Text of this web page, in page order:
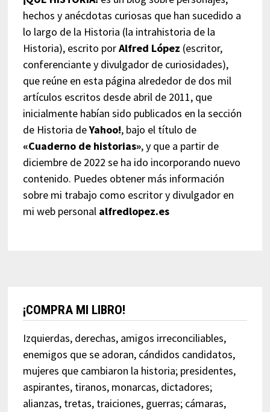
hechos y anécdotas curiosas que han sucedido a
lo largo de la Historia (la intrahistoria de la
Historia), escrito porAlfred López (escritor,
conferenciante y divulgador de curiosidades),
que reúne en esta página alrededor de dos mil
artículos escritos desde abril de 2011, que
inicialmente habían sido publicados en la sección
de Historia deYahoo!, bajo el título de
«Cuaderno de historias», y que a partir de
diciembre de 2022 se ha ido incorporando nuevo
contenido. Puedes obtener más información
sobre mi trabajo como escritor y divulgador en
mi web personal alfredlopez.es
¡COMPRA MI LIBRO!
Izquierdas, derechas, amigos irreconciliables,
enemigos que se adoran, cándidos candidatos,
mujeres que cambiaron la historia; presidentes,
aspirantes, tiranos, monarcas, dictadores;
alianzas, tretas, traiciones, guerras; cámaras,